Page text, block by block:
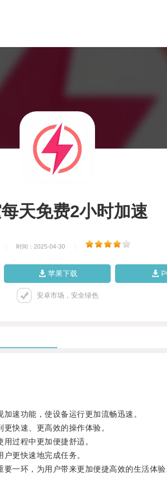
天免费2小时加速
时间：2025-04-30
苹果下载
安卓市场，安全绿色
速功能，使设备运行更加流畅迅速。
快速、更高效的操作体验。
过程中更加便捷舒适。
更快速地完成任务。
一环，为用户带来更加便捷高效的生活体验